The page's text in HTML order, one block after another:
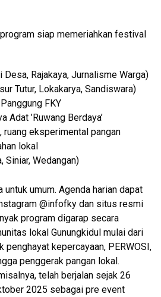
siap memeriahkan festival
Rajakaya, Jurnalisme Warga)
Tutur, Lokakarya, Sandiswara)
FKY
Adat ’Ruwang Berdaya’
ruang eksperimental pangan
lokal
Siniar, Wedangan)
umum. Agenda harian dapat
@infofky dan situs resmi
program digarap secara
lokal Gunungkidul mulai dari
penghayat kepercayaan, PERWOSI,
penggerak pangan lokal.
telah berjalan sejak 26
2025 sebagai pre event